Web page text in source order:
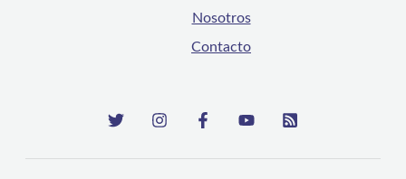
Nosotros
Contacto